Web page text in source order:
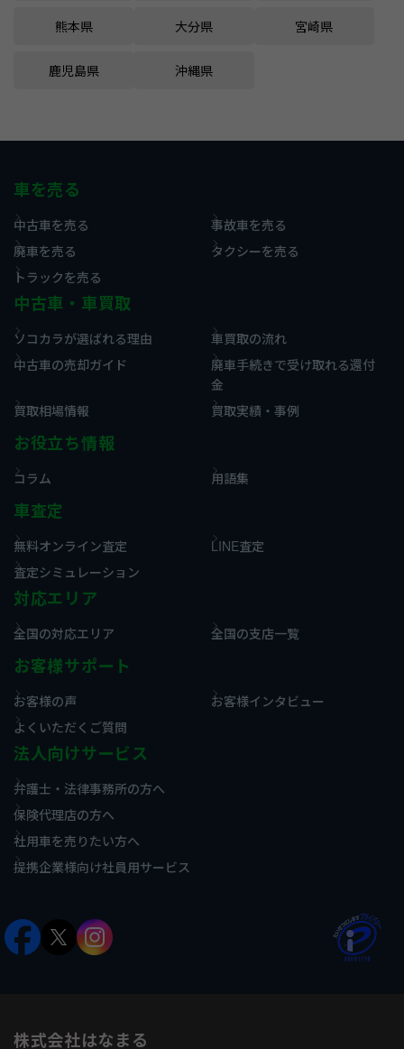
熊本県 大分県 宮崎県
鹿児島県 沖縄県
車を売る
中古車を売る
事故車を売る
廃車を売る
タクシーを売る
トラックを売る
中古車・車買取
ソコカラが選ばれる理由
車買取の流れ
中古車の売却ガイド
廃車手続きで受け取れる還付
金
買取相場情報
買取実績・事例
お役立ち情報
コラム 用語集
車査定
無料オンライン査定
LINE査定
査定シミュレーション
対応エリア
全国の対応エリア 全国の支店一覧
お客様サポート
お客様の声
お客様インタビュー
よくいただくご質問
法人向けサービス
弁護士・法律事務所の方へ
保険代理店の方へ
社用車を売りたい方へ
提携企業様向け社員用サービス
株式会社はなまる